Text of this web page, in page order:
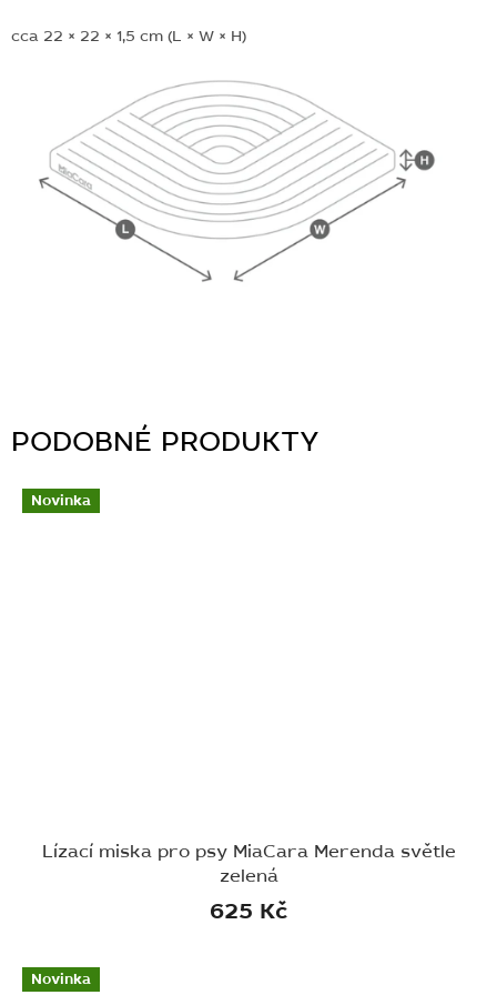
cca 22 × 22 × 1,5 cm (L × W × H)
Novinka
Lízací miska pro psy MiaCara Merenda světle
zelená
625 Kč
Novinka